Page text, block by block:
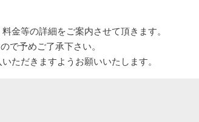
金等の詳細をご案内させて頂きます。
で予めご了承下さい。
ただきますようお願いいたします。